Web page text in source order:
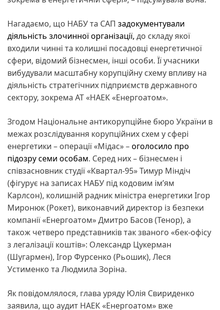
Нагадаємо, що НАБУ та САП задокументували
діяльність злочинної організації, до складу якої
входили чинні та колишні посадовці енергетичної
сфери, відомий бізнесмен, інші особи. Її учасники
вибудували масштабну корупційну схему впливу на
діяльність стратегічних підприємств державного
сектору, зокрема АТ «НАЕК «Енергоатом».
Згодом Національне антикорупційне бюро України в
межах розслідування корупційних схем у сфері
енергетики – операції «Мідас» –оголосило про
підозру семи особам. Серед них – бізнесмен і
співзасновник студії «Квартал-95» Тимур Міндіч
(фігурує на записах НАБУ під кодовим ім’ям
Карлсон), колишній радник міністра енергетики Ігор
Миронюк (Рокет), виконавчий директор із безпеки
компанії «Енергоатом» Дмитро Басов (Тенор), а
також четверо представників так званого «бек-офісу
з легалізації коштів»: Олександр Цукерман
(Шугармен), Ігор Фурсенко (Рьошик), Леся
Устименко та Людмила Зоріна.
Як повідомлялося, глава уряду Юлія Свириденко
заявила, що аудит НАЕК «Енергоатом» вже